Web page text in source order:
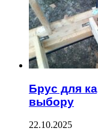
Брус для
выбору
22.10.2025